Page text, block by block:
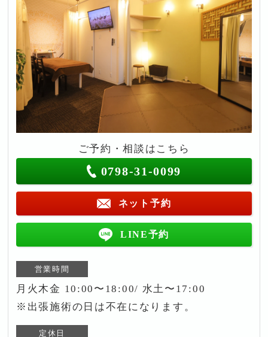
ご予約・相談はこちら
0798-31-0099
ネット予約
LINE予約
営業時間
月火木金 10:00〜18:00/ 水土〜17:00
※出張施術の日は不在になります。
定休日